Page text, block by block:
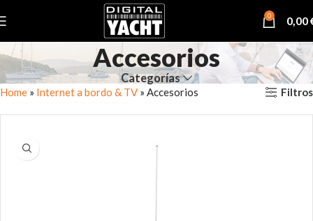
0 0,00
Accesorios
Categorías
Home » Internet a bordo & TV » Accesorios Filtros